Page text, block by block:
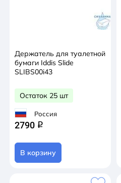
Держатель для туалетной
бумаги Iddis Slide
SLIBS00i43
Остаток 25 шт
Россия
2790 q
В корзину